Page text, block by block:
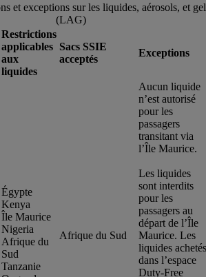
et exceptions sur les liquides, aérosols, et
(LAG)
Restrictions
applicables
aux
liquides
Sacs SSIE
acceptés
Exceptions
Égypte
Kenya
Île Maurice
Nigeria
Afrique du
Sud
Tanzanie
Afrique du Sud
Aucun liquide
n’est autorisé
pour les
passagers
transitant via
l’Île Maurice.
Les liquides
sont interdits
pour les
passagers au
départ de l’Île
Maurice. Les
liquides achetés
dans l’espace
Duty-Free